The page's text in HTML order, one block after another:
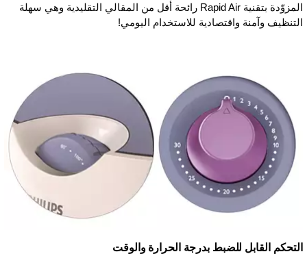
المزوّدة بتقنية Rapid Air رائحة أقل من المقالي التقليدية وهي سهلة
التنظيف وآمنة واقتصادية للاستخدام اليومي!
التحكم القابل للضبط بدرجة الحرارة والوقت